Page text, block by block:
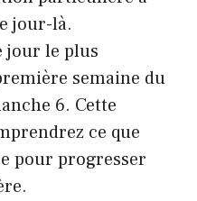
jour-là.
jour le plus
semaine du
6. Cette
ce que
pour progresser